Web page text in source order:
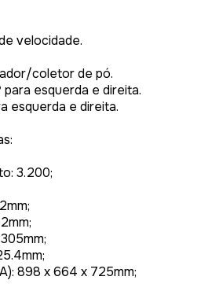
velocidade.
coletor de pó.
esquerda e direita.
esquerda e direita.
3.200;
898 x 664 x 725mm;